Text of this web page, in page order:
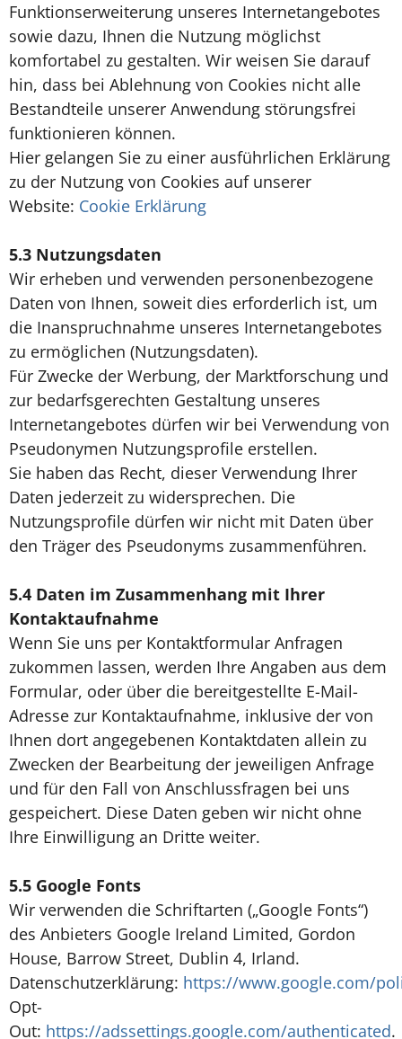
Funktionserweiterung unseres Internetangebotes
sowie dazu, Ihnen die Nutzung möglichst
komfortabel zu gestalten. Wir weisen Sie darauf
hin, dass bei Ablehnung von Cookies nicht alle
Bestandteile unserer Anwendung störungsfrei
funktionieren können.
Hier gelangen Sie zu einer ausführlichen Erklärung
zu der Nutzung von Cookies auf unserer
Website: Cookie Erklärung
5.3 Nutzungsdaten
Wir erheben und verwenden personenbezogene
Daten von Ihnen, soweit dies erforderlich ist, um
die Inanspruchnahme unseres Internetangebotes
zu ermöglichen (Nutzungsdaten).
Für Zwecke der Werbung, der Marktforschung und
zur bedarfsgerechten Gestaltung unseres
Internetangebotes dürfen wir bei Verwendung von
Pseudonymen Nutzungsprofile erstellen.
Sie haben das Recht, dieser Verwendung Ihrer
Daten jederzeit zu widersprechen. Die
Nutzungsprofile dürfen wir nicht mit Daten über
den Träger des Pseudonyms zusammenführen.
5.4 Daten im Zusammenhang mit Ihrer
Kontaktaufnahme
Wenn Sie uns per Kontaktformular Anfragen
zukommen lassen, werden Ihre Angaben aus dem
Formular, oder über die bereitgestellte E-Mail-
Adresse zur Kontaktaufnahme, inklusive der von
Ihnen dort angegebenen Kontaktdaten allein zu
Zwecken der Bearbeitung der jeweiligen Anfrage
und für den Fall von Anschlussfragen bei uns
gespeichert. Diese Daten geben wir nicht ohne
Ihre Einwilligung an Dritte weiter.
5.5 Google Fonts
Wir verwenden die Schriftarten („Google Fonts“)
des Anbieters Google Ireland Limited, Gordon
House, Barrow Street, Dublin 4, Irland.
Datenschutzerklärung: https://www.google.com/
Opt-
Out: https://adssettings.google.com/authenticated.